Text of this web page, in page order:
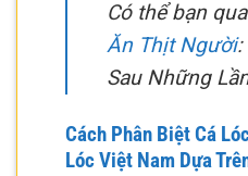
Có thể bạn
Ăn Thịt Người:
Sau Những
Cách Phân Biệt Cá
Lóc Việt Nam Dựa